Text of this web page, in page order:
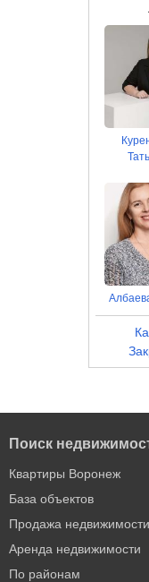
Поиск
Квартиры Воронеж
База объектов
Продажа недвижимости
Аренда недвижимости
По районам